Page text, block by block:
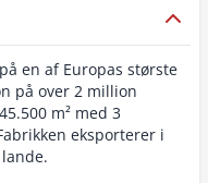
en af Europas største
på over 2 million
m² med 3
eksporterer i